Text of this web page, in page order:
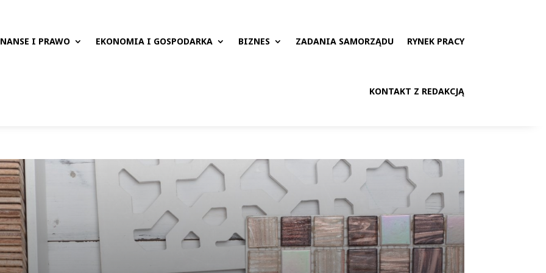
I PRAWO EKONOMIA I GOSPODARKA BIZNES ZADANIA SAMORZĄDU RYNEK PRACY
KONTAKT Z REDAKCJĄ